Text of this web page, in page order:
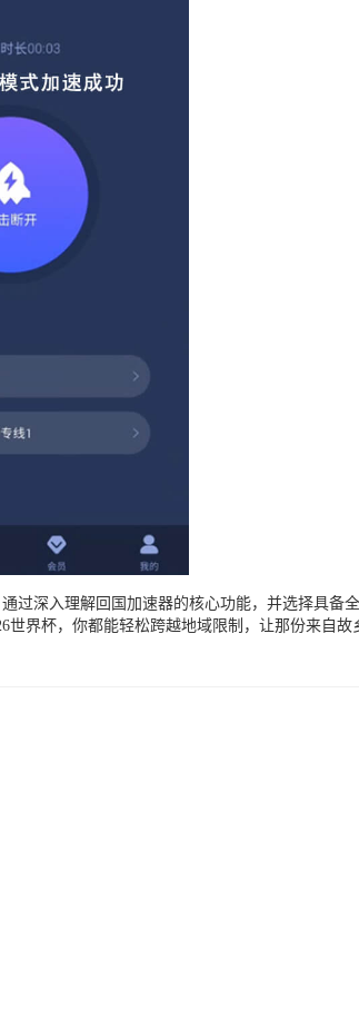
过深入理解回国加速器的核心功能，并选择具备
界杯，你都能轻松跨越地域限制，让那份来自故